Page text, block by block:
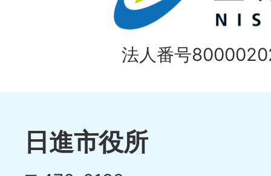
法人番号
日進市役所